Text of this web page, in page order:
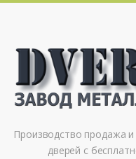
Производство продажа
дверей с